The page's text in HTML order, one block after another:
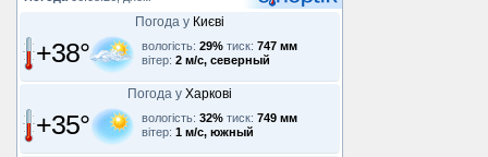
Погода у Києві
+38° вологість: 29% тиск: 747 мм
вітер: 2 м/с, северный
Погода у Харкові
+35° вологість: 32% тиск: 749 мм
вітер: 1 м/с, южный